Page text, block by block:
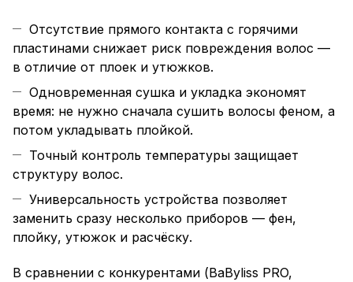
Отсутствие прямого контакта с горячими
пластинами снижает риск повреждения волос —
в отличие от плоек и утюжков.
Одновременная сушка и укладка экономят
время: не нужно сначала сушить волосы феном, а
потом укладывать плойкой.
Точный контроль температуры защищает
структуру волос.
Универсальность устройства позволяет
заменить сразу несколько приборов — фен,
плойку, утюжок и расчёску.
В сравнении с конкурентами (BaByliss PRO,